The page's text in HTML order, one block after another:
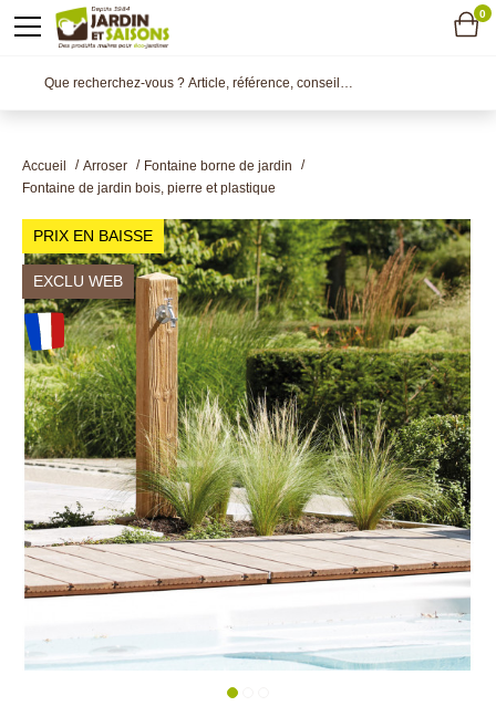
Accueil Arroser
Fontaine borne de jardin
Fontaine de jardin bois, pierre et plastique
PRIX EN BAISSE
EXCLU WEB
0